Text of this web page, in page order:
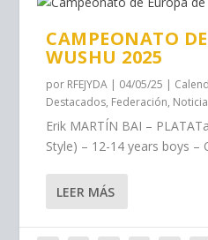
CAMPEONATO
WUSHU 2025
por RFEJYDA | 04/05/25 |
Destacados, Federación,
Erik MARTÍN BAI –
Style) – 12-14 years boys –
LEER MÁS